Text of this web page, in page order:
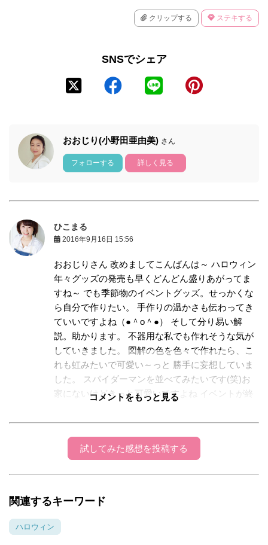
クリップする ステキする
SNSでシェア
おおじり(小野田亜由美) さん
フォローする 詳しく見る
ひこまる
2016年9月16日 15:56
おおじりさん 改めましてこんばんは～ ハロウィン
年々グッズの発売も早くどんどん盛りあがってま
すね～ でも季節物のイベントグッズ。せっかくな
ら自分で作りたい。 手作りの温かさも伝わってき
ていいですよね（●＾o＾●） そして分り易い解
説。助かります。 不器用な私でも作れそうな気が
していきました。 図解の色を色々で作れたら、こ
れも虹みたいで可愛い～っと 勝手に妄想していま
した。 スパイダーマンを並べてみたいです(笑)お
家にないけどきっと可愛いですよね イベントが終
うと どんどん盛り上がってきますね～☆ お子さん
の喜ばれる顔が目に浮かぶ様です。 おおじりさん
らしく、お子さんをたくさん愛していらっしゃる
ね 私も是非チャレンジしていみたと思います。 あ
りがとうございました～♪ （大阪在住 ひこまるで
した(笑)）
コメントをもっと見る
試してみた感想を投稿する
関連するキーワード
ハロウィン